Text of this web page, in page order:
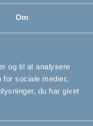
Om
og til at analysere
sociale medier,
du har givet